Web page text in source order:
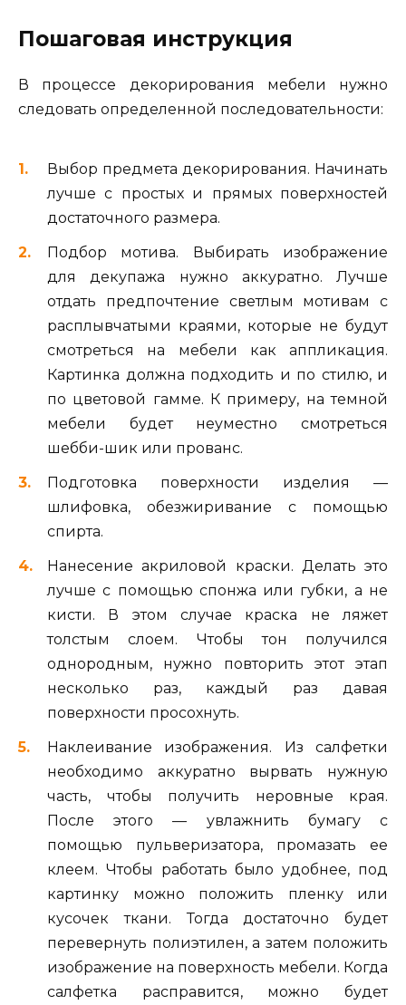
Пошаговая инструкция
В процессе декорирования мебели нужно
следовать определенной последовательности:
Выбор предмета декорирования. Начинать
лучше с простых и прямых поверхностей
достаточного размера.
Подбор мотива. Выбирать изображение
для декупажа нужно аккуратно. Лучше
отдать предпочтение светлым мотивам с
расплывчатыми краями, которые не будут
смотреться на мебели как аппликация.
Картинка должна подходить и по стилю, и
по цветовой гамме. К примеру, на темной
мебели будет неуместно смотреться
шебби-шик или прованс.
Подготовка поверхности изделия —
шлифовка, обезжиривание с помощью
спирта.
Нанесение акриловой краски. Делать это
лучше с помощью спонжа или губки, а не
кисти. В этом случае краска не ляжет
толстым слоем. Чтобы тон получился
однородным, нужно повторить этот этап
несколько раз, каждый раз давая
поверхности просохнуть.
Наклеивание изображения. Из салфетки
необходимо аккуратно вырвать нужную
часть, чтобы получить неровные края.
После этого — увлажнить бумагу с
помощью пульверизатора, промазать ее
клеем. Чтобы работать было удобнее, под
картинку можно положить пленку или
кусочек ткани. Тогда достаточно будет
перевернуть полиэтилен, а затем положить
изображение на поверхность мебели. Когда
салфетка расправится, можно будет